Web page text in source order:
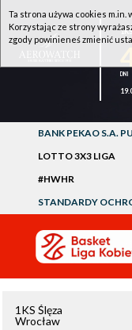
BANK PEKAO S.A.
LOTTO 3X3 LIGA
#HWHR
STANDARDY
1KS Ślęza
Wrocław
Ta strona używa cookies m.in.
Korzystając ze strony
zgody powinieneś zmienić